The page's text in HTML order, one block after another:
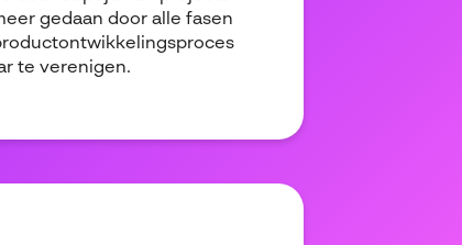
gedaan door alle fasen
te verenigen.